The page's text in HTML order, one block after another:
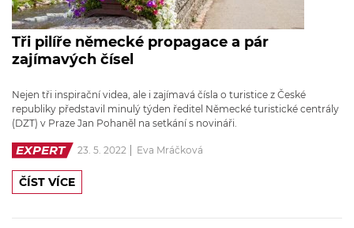
Tři pilíře německé propagace a pár
zajímavých čísel
Nejen tři inspirační videa, ale i zajímavá čísla o turistice z České
republiky představil minulý týden ředitel Německé turistické centrály
(DZT) v Praze Jan Pohaněl na setkání s novináři.
EXPERT 23. 5. 2022 Eva Mráčková
ČÍST VÍCE